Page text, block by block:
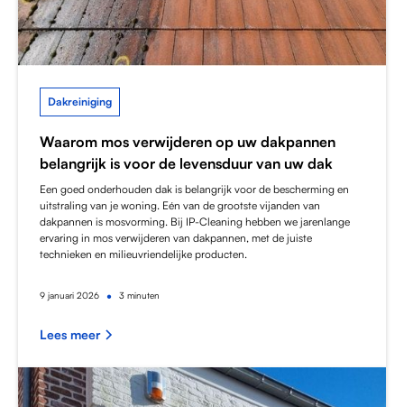
Dakreiniging
Waarom mos verwijderen op uw dakpannen
belangrijk is voor de levensduur van uw dak
Een goed onderhouden dak is belangrijk voor de bescherming en
uitstraling van je woning. Eén van de grootste vijanden van
dakpannen is mosvorming. Bij IP-Cleaning hebben we jarenlange
ervaring in mos verwijderen van dakpannen, met de juiste
technieken en milieuvriendelijke producten.
9 januari 2026 • 3 minuten
Lees meer